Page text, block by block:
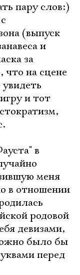
пару слов:)
(выпуск
и
за
что на сцене
и тот
в
меня
в отношении
родовой
девизами,
было бы
перед